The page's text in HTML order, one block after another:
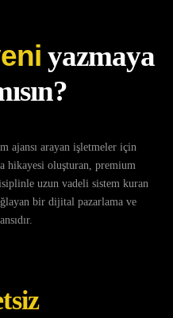
yazmaya
ajansı arayan işletmeler için
hikayesi oluşturan, premium
uzun vadeli sistem kuran
bir dijital pazarlama ve